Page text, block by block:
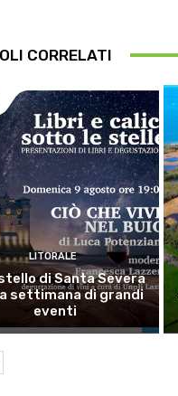
CORRELATI
LITORALE
di Santa Severa
settimana di grandi
eventi